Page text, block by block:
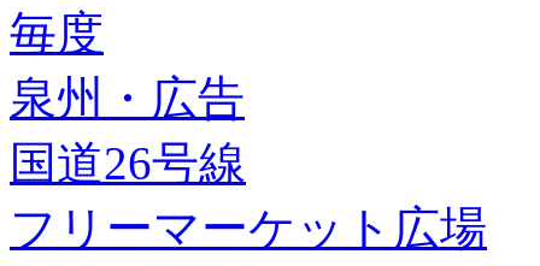
毎度
泉州・広告
国道26号線
フリーマーケット広場